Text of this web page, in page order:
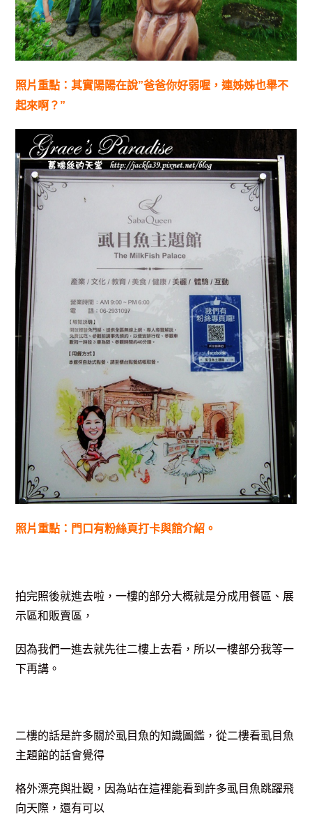
照片重點：其實陽陽在說”爸爸你好弱喔，連姊姊也舉不
起來啊？”
照片重點：門口有粉絲頁打卡與館介紹。
拍完照後就進去啦，一樓的部分大概就是分成用餐區、展
示區和販賣區，
因為我們一進去就先往二樓上去看，所以一樓部分我等一
下再講。
二樓的話是許多關於虱目魚的知識圖鑑，從二樓看虱目魚
主題館的話會覺得
格外漂亮與壯觀，因為站在這裡能看到許多虱目魚跳躍飛
向天際，還有可以